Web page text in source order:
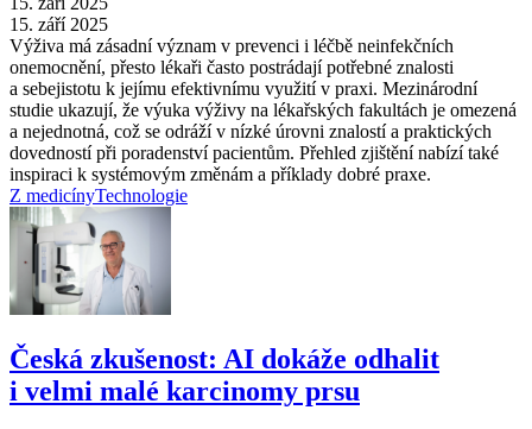
15. září 2025
Výživa má zásadní význam v prevenci i léčbě neinfekčních
onemocnění, přesto lékaři často postrádají potřebné znalosti
a sebejistotu k jejímu efektivnímu využití v praxi. Mezinárodní
studie ukazují, že výuka výživy na lékařských fakultách je omezená
a nejednotná, což se odráží v nízké úrovni znalostí a praktických
dovedností při poradenství pacientům. Přehled zjištění nabízí také
inspiraci k systémovým změnám a příklady dobré praxe.
Z medicínyTechnologie
Česká zkušenost: AI dokáže odhalit
i velmi malé karcinomy prsu